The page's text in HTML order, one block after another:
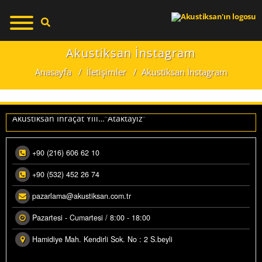
ÇÖZÜMLERIMIZ
MALZEMELER
ÜRÜNLERIMIZ
KUMAŞLARIMIZ
ADRES BILGILERI
0532 419 26 74
Akustiksan İnstagram
Anasayfa/ İletişimler/ Akustiksan İnstagram
ÜRÜNLER
KUMAŞLAR
MALZEMELERI
YALITIMLARI
İZOLASYONLARI
Akustiksan İhraçat Yılı…”Ataktayız”
+90 (216) 606 62 10
+90 (532) 452 26 74
pazarlama@akustiksan.com.tr
Pazartesi - Cumartesi / 8:00 - 18:00
Hamidiye Mah. Kendirli Sok. No : 2 S.beyli